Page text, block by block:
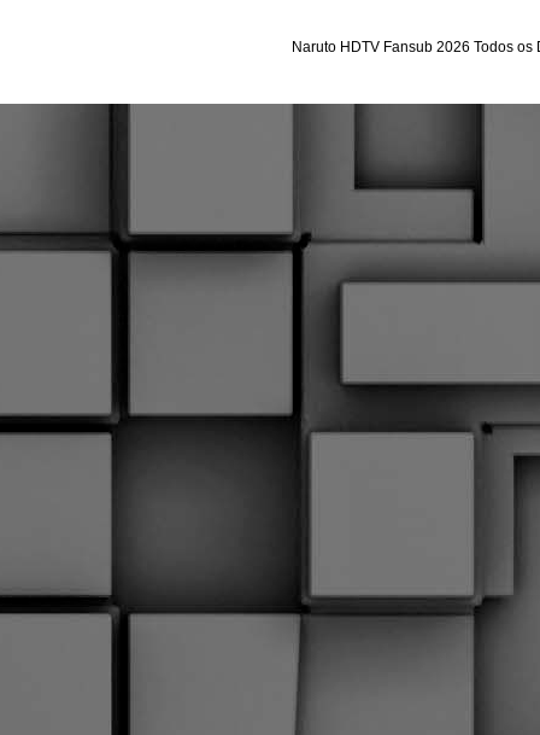
Naruto HDTV Fansub 2026 Todos